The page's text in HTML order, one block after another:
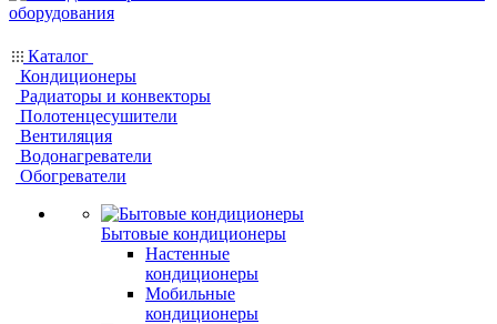
Каталог
Кондиционеры
Радиаторы и конвекторы
Полотенцесушители
Вентиляция
Водонагреватели
Обогреватели
Бытовые кондиционеры
Настенные
кондиционеры
Мобильные
кондиционеры